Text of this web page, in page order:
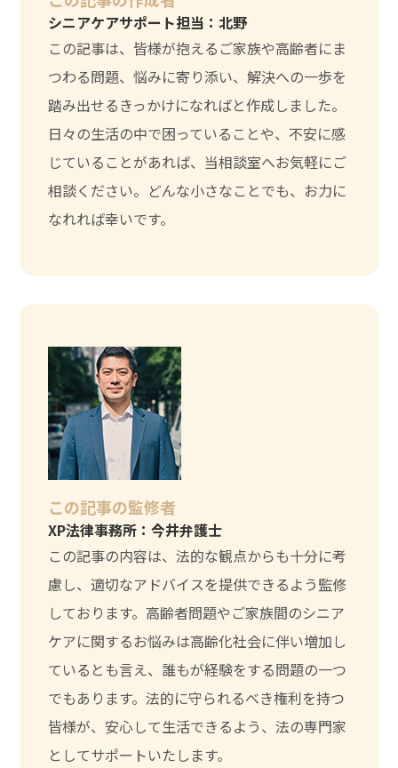
シニアケアサポート担当：北野
この記事は、皆様が抱えるご家族や高齢者にま
つわる問題、悩みに寄り添い、解決への一歩を
踏み出せるきっかけになればと作成しました。
日々の生活の中で困っていることや、不安に感
じていることがあれば、当相談室へお気軽にご
相談ください。どんな小さなことでも、お力に
なれれば幸いです。
この記事の監修者
XP法律事務所：今井弁護士
この記事の内容は、法的な観点からも十分に考
慮し、適切なアドバイスを提供できるよう監修
しております。高齢者問題やご家族間のシニア
ケアに関するお悩みは高齢化社会に伴い増加し
ているとも言え、誰もが経験をする問題の一つ
でもあります。法的に守られるべき権利を持つ
皆様が、安心して生活できるよう、法の専門家
としてサポートいたします。